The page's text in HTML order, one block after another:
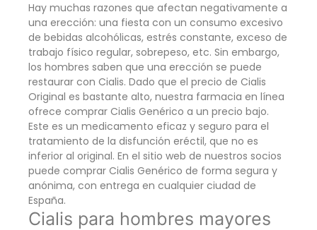
Hay muchas razones que afectan negativamente a
una erección: una fiesta con un consumo excesivo
de bebidas alcohólicas, estrés constante, exceso de
trabajo físico regular, sobrepeso, etc. Sin embargo,
los hombres saben que una erección se puede
restaurar con Cialis. Dado que el precio de Cialis
Original es bastante alto, nuestra farmacia en línea
ofrece comprar Cialis Genérico a un precio bajo.
Este es un medicamento eficaz y seguro para el
tratamiento de la disfunción eréctil, que no es
inferior al original. En el sitio web de nuestros socios
puede comprar Cialis Genérico de forma segura y
anónima, con entrega en cualquier ciudad de
España.
Cialis para hombres mayores